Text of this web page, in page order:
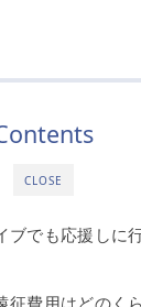
CLOSE
ブでも応援しに